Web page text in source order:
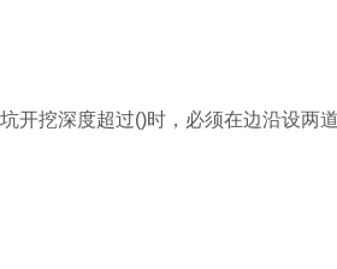
开挖深度超过()时，必须在边沿设两